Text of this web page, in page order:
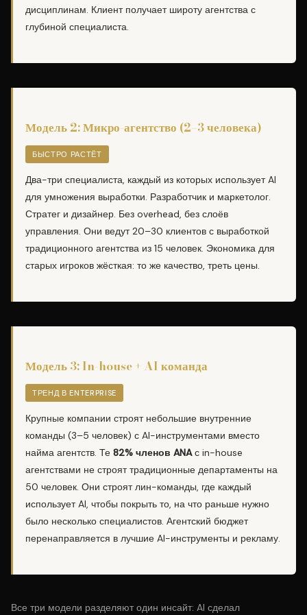
дисциплинам. Клиент получает широту агентства с
глубиной специалиста.
Модель 2: Микро-агентство (2–3 человека)
БЫСТРО РАСТЁТ
Два-три специалиста, каждый из которых использует AI
для умножения выработки. Разработчик и маркетолог.
Стратег и дизайнер. Без overhead, без слоёв
управления. Они ведут 20–30 клиентов с выработкой
традиционного агентства из 15 человек. Экономика для
старых игроков жёсткая: то же качество, треть цены.
Модель 3: In-house + AI команда
ТРЕНД В ENTERPRISE
Крупные компании строят небольшие внутренние
команды (3–5 человек) с AI-инструментами вместо
найма агентств. Те 82% членов ANAс in-house
агентствами не строят традиционные департаменты на
50 человек. Они строят лин-команды, где каждый
использует AI, чтобы покрыть то, на что раньше нужно
было несколько специалистов. Агентский бюджет
перенаправляется в лучшие AI-инструменты и рекламу.
Все три модели разделяют один инсайт: AI сделал